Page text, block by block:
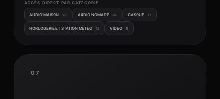
ACCÈS DIRECT PAR CATÉGORIE
AUDIO MAISON 23 AUDIO NOMADE 24 CASQUE 17
HORLOGERIE ET STATION MÉTÉO 12 VIDÉO 5
07